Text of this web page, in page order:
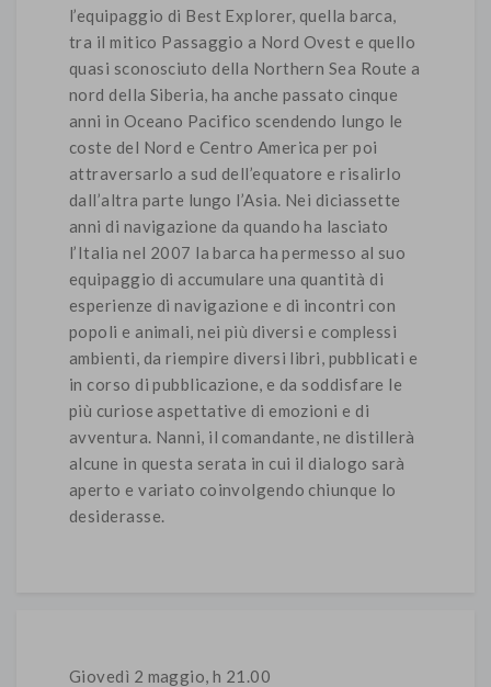
l’equipaggio di Best Explorer, quella barca,
tra il mitico Passaggio a Nord Ovest e quello
quasi sconosciuto della Northern Sea Route a
nord della Siberia, ha anche passato cinque
anni in Oceano Pacifico scendendo lungo le
coste del Nord e Centro America per poi
attraversarlo a sud dell’equatore e risalirlo
dall’altra parte lungo l’Asia. Nei diciassette
anni di navigazione da quando ha lasciato
l’Italia nel 2007 la barca ha permesso al suo
equipaggio di accumulare una quantità di
esperienze di navigazione e di incontri con
popoli e animali, nei più diversi e complessi
ambienti, da riempire diversi libri, pubblicati e
in corso di pubblicazione, e da soddisfare le
più curiose aspettative di emozioni e di
avventura. Nanni, il comandante, ne distillerà
alcune in questa serata in cui il dialogo sarà
aperto e variato coinvolgendo chiunque lo
desiderasse.
Giovedì 2 maggio, h 21.00